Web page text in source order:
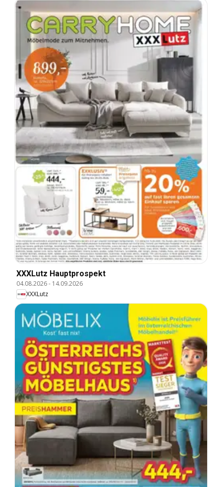
XXXLutz Hauptprospekt
04.08.2026- 14.09.2026
XXXLutz